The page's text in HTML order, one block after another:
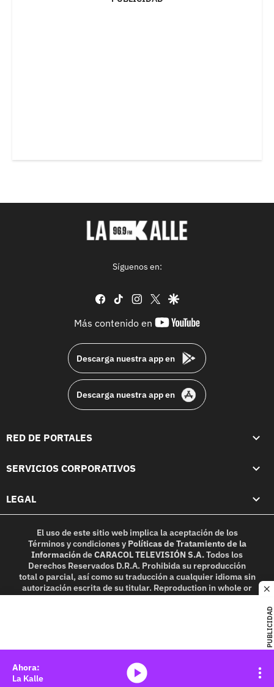
PUBLICIDAD
Síguenos en:
facebook
tiktok instagram
twittergoogle
Más contenido en
youtube-
Descarga nuestra app en
Descarga nuestra app en
RED DE PORTALES
SERVICIOS CORPORATIVOS
LEGAL
El uso de este sitio web implica la aceptación de los
Términos y condicionesy Políticas de Tratamiento de la
InformacióndeCARACOL TELEVISIÓN S.A.Todos los
Derechos Reservados D.R.A. Prohibida su reproducción
total o parcial, así como su traducción a cualquier idioma sin
autorización escrita de su titular. Reproduction in whole or
La Kalle